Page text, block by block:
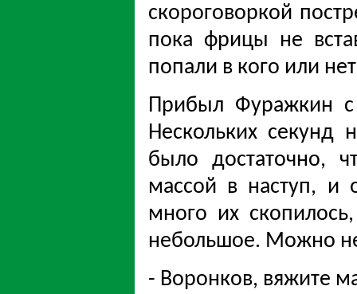
скороговоркой
пока фрицы не
попали в кого или
Прибыл Фуражкин
Нескольких
было достаточно,
массой в наступ, и
много их
небольшое. Можно
- Воронков, вяжите